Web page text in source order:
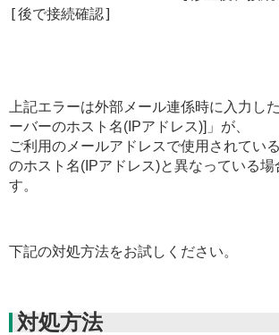
[後で接続確認]
上記エラーは外部メール連係時に入力し
ーバーのホスト名(IPアドレス)]」が、
ご利用のメールアドレスで使用されてい
のホスト名(IPアドレス)と異なっている場
す。
下記の対処方法をお試しください。
対処方法